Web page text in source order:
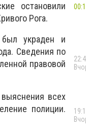
остановили
Рога.
был украден и
Сведения по
правовой
всех
полиции.